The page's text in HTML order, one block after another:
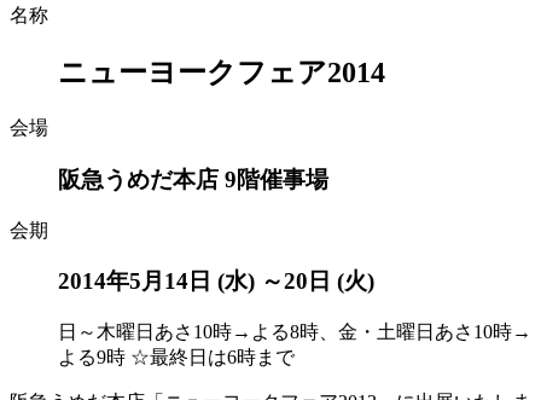
名称
ニューヨークフェア2014
会場
阪急うめだ本店 9階催事場
会期
2014年5月14日 (水) ～20日 (火)
日～木曜日あさ10時→よる8時、金・土曜日あさ10時→
よる9時 ☆最終日は6時まで